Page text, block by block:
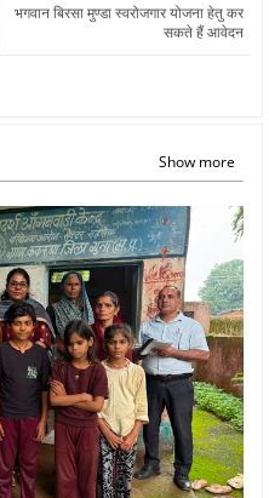
भगवान बिरसा मुण्डा स्‍वरोजगार योजना हेतु कर
सकते हैं आवेदन
Show more